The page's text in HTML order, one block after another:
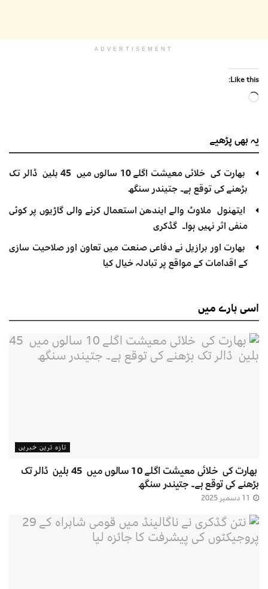
ADVERTISEMENT
Like this:
Loading…
یہ بھیپڑھیے
بھارت کی خلائی معیشت اگلے 10 سالوں میں 45 بلین ڈالر تک
بڑھنے کی توقع ہے۔ جتیندر سنگھ
ایتھنول ملاوٹ والے ایندھن استعمال کرنے والی گاڑیوں پر کوئی
منفی اثر نہیں ہوا۔ گڈکری
بھارت اور برازیل نے دفاعی صنعت میں تعاون اور صلاحیت سازی
کے اقدامات کے مواقع پر تبادلہ خیال کیا
اسیبارے میں
تازہ ترین خبریں
بھارت کی خلائی معیشت اگلے 10 سالوں میں 45 بلین ڈالر تک
بڑھنے کی توقع ہے۔ جتیندر سنگھ